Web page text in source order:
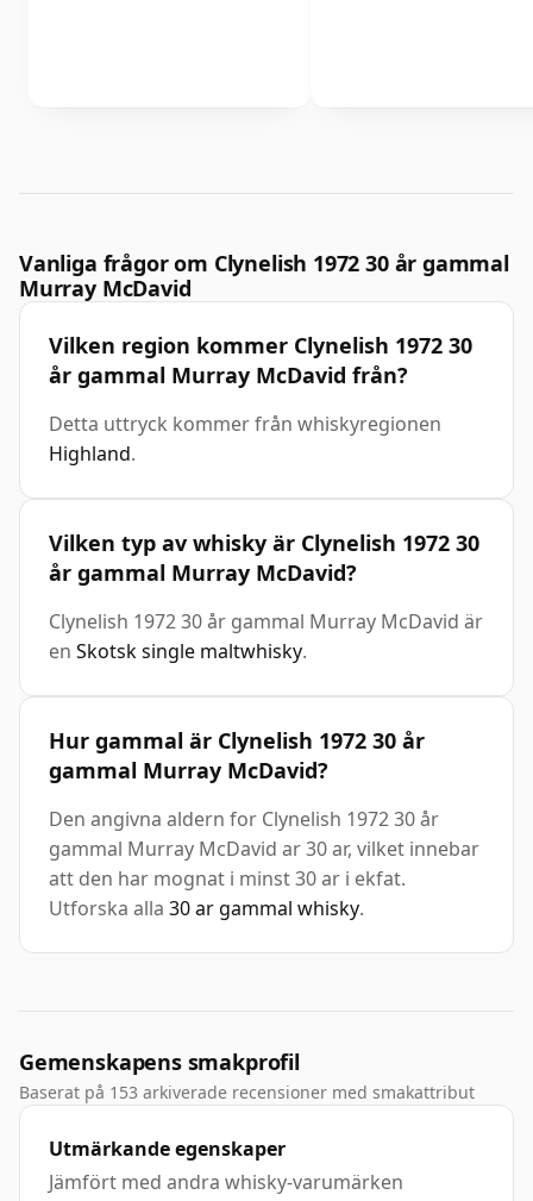
Vanliga frågor om Clynelish 1972 30 år gammal
Murray McDavid
Vilken region kommer Clynelish 1972 30
år gammal Murray McDavid från?
Detta uttryck kommer från whiskyregionen
Highland.
Vilken typ av whisky är Clynelish 1972 30
år gammal Murray McDavid?
Clynelish 1972 30 år gammal Murray McDavid är
en Skotsk single maltwhisky.
Hur gammal är Clynelish 1972 30 år
gammal Murray McDavid?
Den angivna aldern for Clynelish 1972 30 år
gammal Murray McDavid ar 30 ar, vilket innebar
att den har mognat i minst 30 ar i ekfat.
Utforska alla 30 ar gammal whisky.
Gemenskapens smakprofil
Baserat på 153 arkiverade recensioner med smakattribut
Utmärkande egenskaper
Jämfört med andra whisky-varumärken